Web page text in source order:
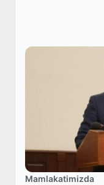
Mamlakatimizda